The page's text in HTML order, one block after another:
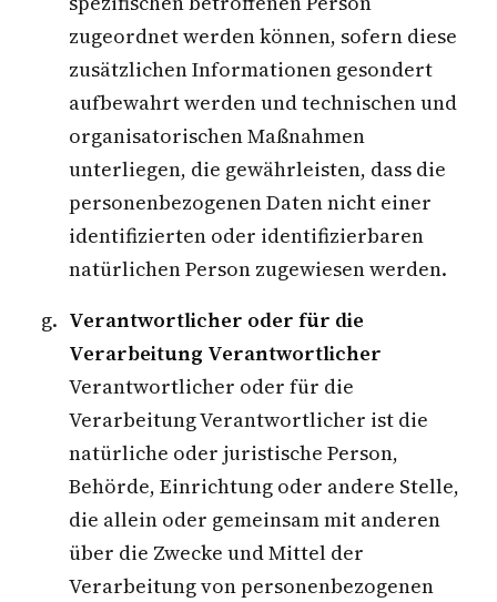
zugeordnet werden können, sofern diese
zusätzlichen Informationen gesondert
aufbewahrt werden und technischen und
organisatorischen Maßnahmen
unterliegen, die gewährleisten, dass die
personenbezogenen Daten nicht einer
identifizierten oder identifizierbaren
natürlichen Person zugewiesen werden.
Verantwortlicher oder für die
Verarbeitung Verantwortlicher
Verantwortlicher oder für die
Verarbeitung Verantwortlicher ist die
natürliche oder juristische Person,
Behörde, Einrichtung oder andere Stelle,
die allein oder gemeinsam mit anderen
über die Zwecke und Mittel der
Verarbeitung von personenbezogenen